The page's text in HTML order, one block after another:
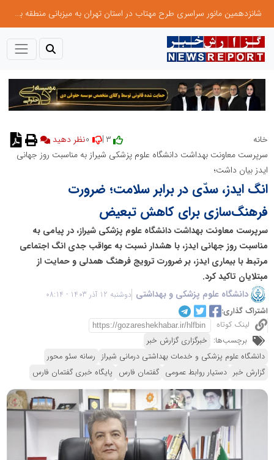
شانزدهمین مانور سراسری طرح مهتاب در استان تهران به میزبانی منطقه برق لواسان
خانه 3 |
نظر دهید
سرپرست معاونت بهداشت دانشگاه علوم پزشکی شیراز به مناسبت روز جهانی
ایدز بیان داشت؛
انگ ایدز، سدّی در برابر سلامت؛ ضرورت
فرهنگ‌سازی برای کاهش تبعیض
سرپرست معاونت بهداشت دانشگاه علوم پزشکی شیراز، در پیامی به
مناسبت روز جهانی ایدز، با هشدار نسبت به عواقب جدی انگ اجتماعی
مرتبط با بیماری ایدز، بر ضرورت ترویج فرهنگ همدلی و حمایت از
مبتلایان تاکید کرد.
دانشگاه علوم پزشکی و بهداشتی دوشنبه 12 آذر 1403 - 08:14
اشتراک گذاری:
لینک کوتاه
برچسب‌ها: خبرگزاری گزارش خبر
دانشگاه علوم پزشکی و خدمات بهداشتی درمانی شیراز رسانه سئو محور
گزارش خبر دستیار روابط عمومی گفتمان فارس پایگاه خبری گفتمان فارس